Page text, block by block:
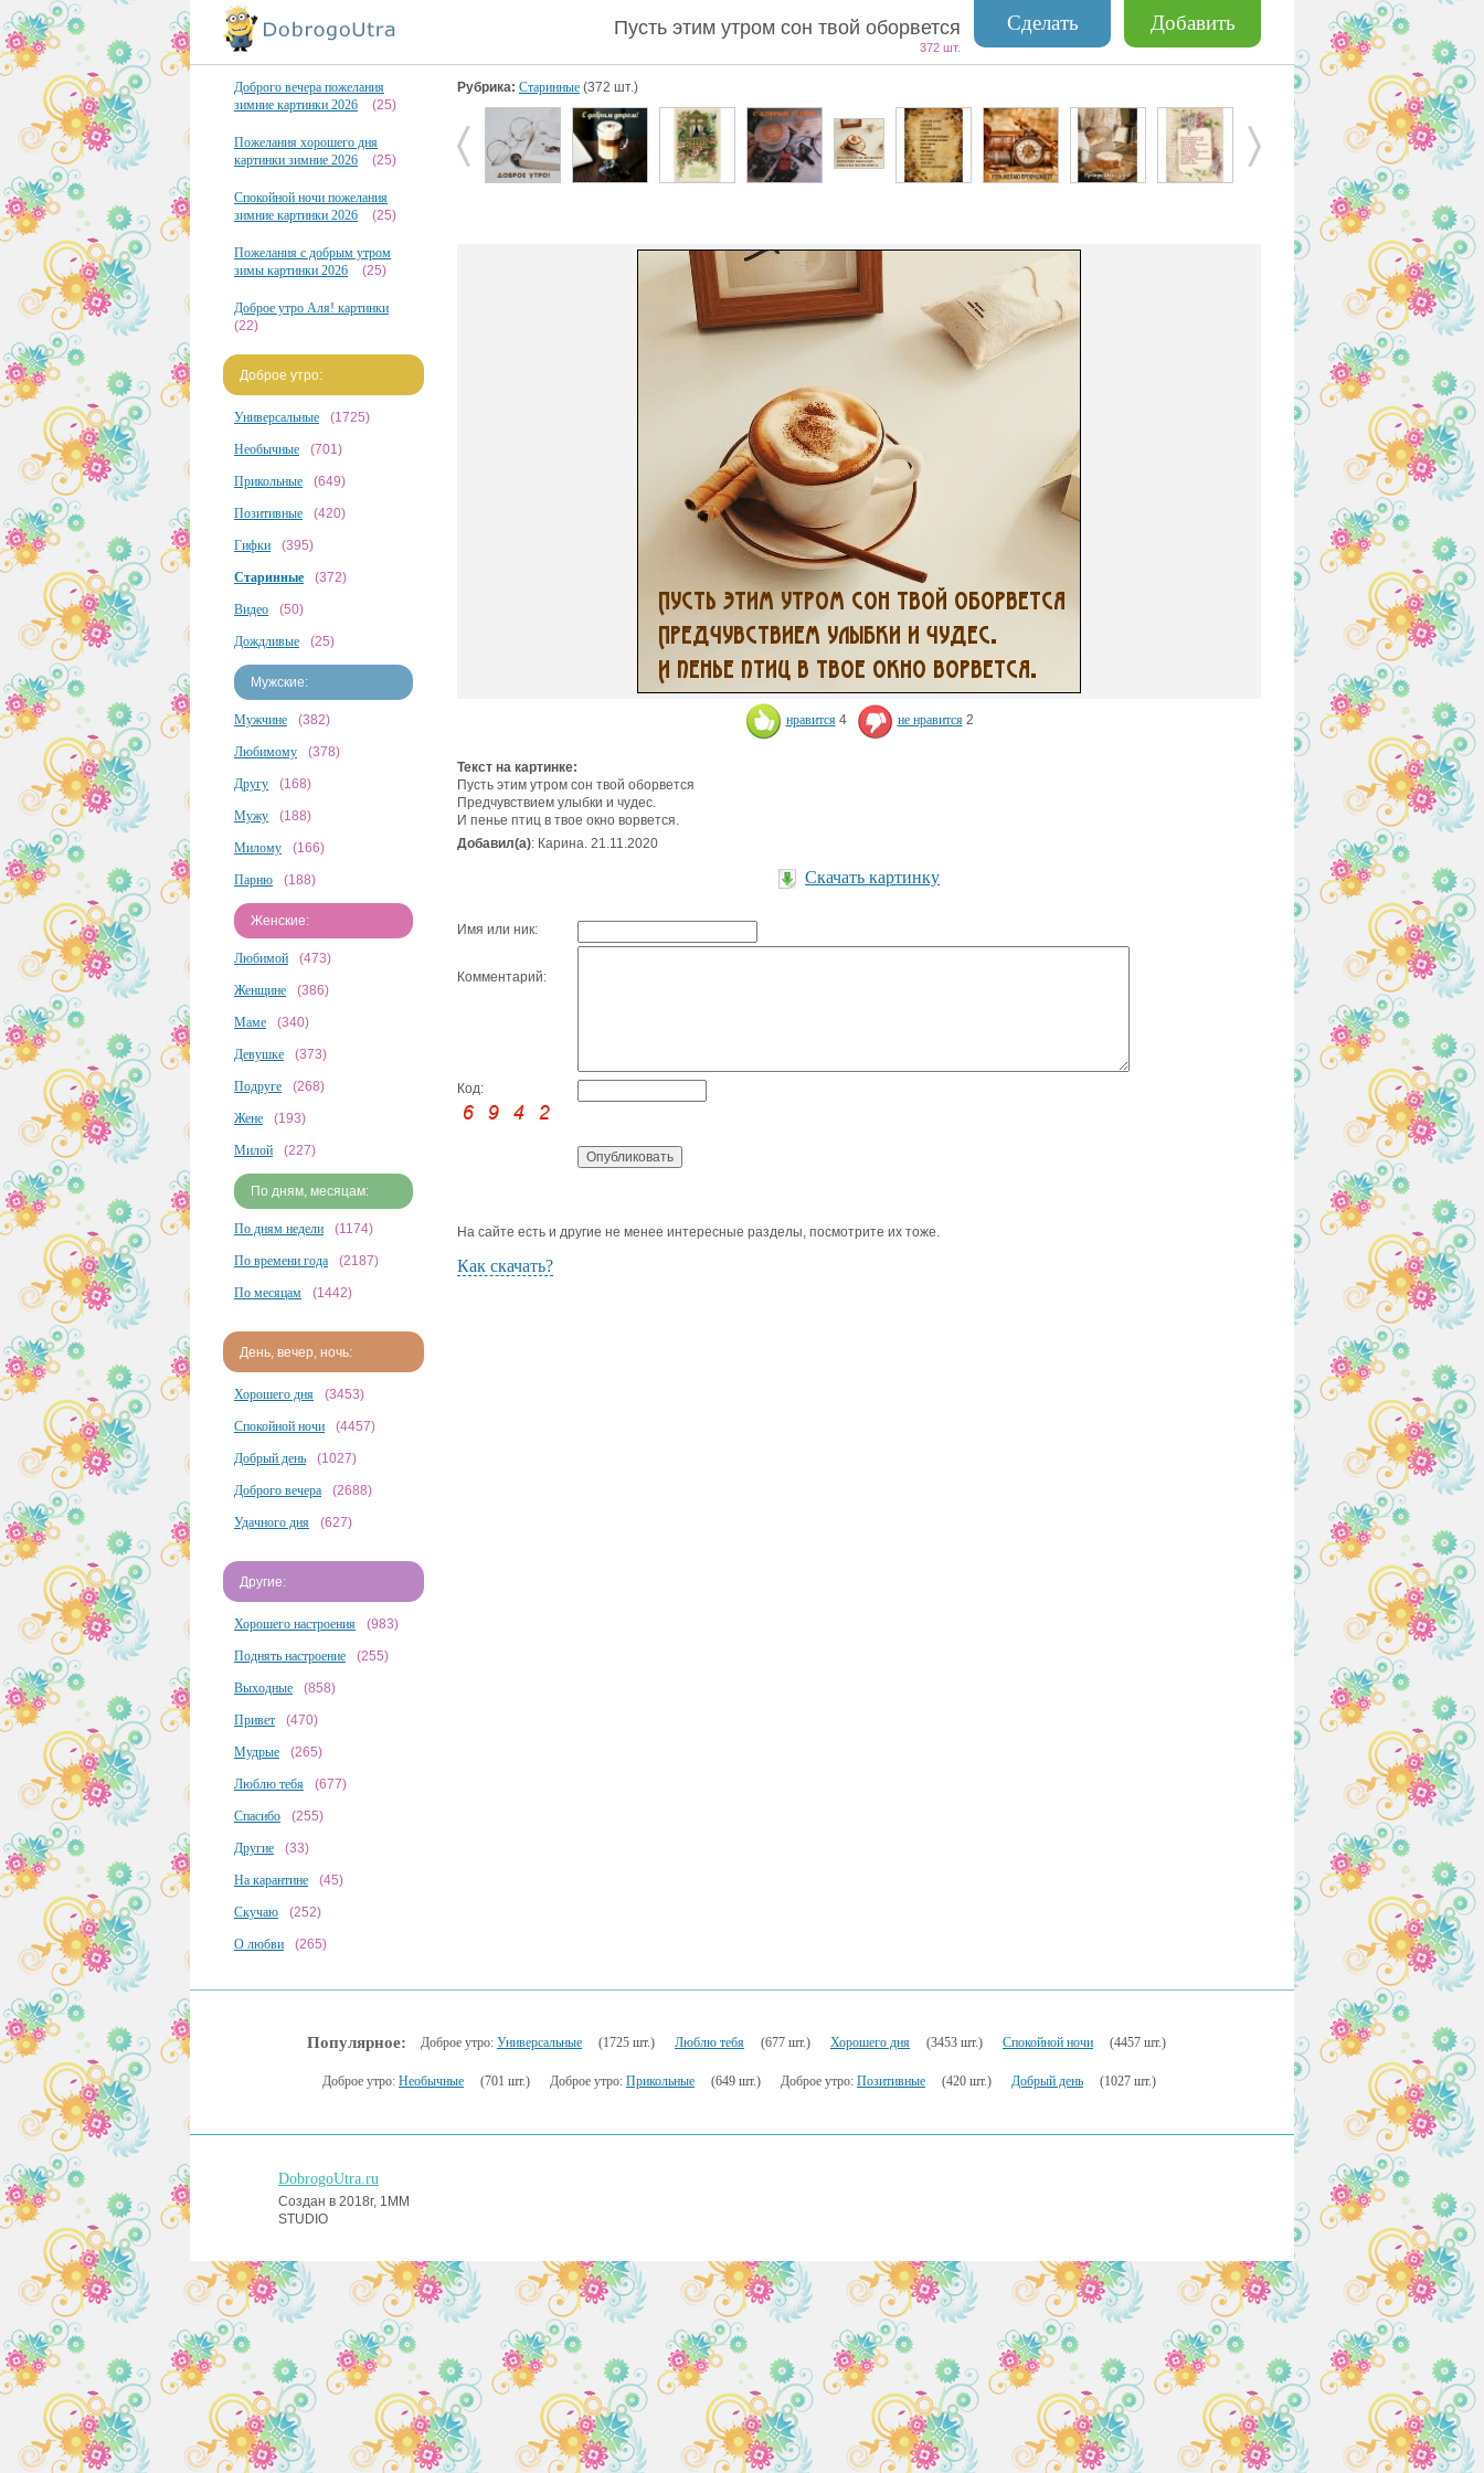
Добавить
Сделать
Пусть этим утром сон твой оборвется
372 шт.
Доброго вечера пожелания
зимние картинки 2026
(25)
Пожелания хорошего дня
картинки зимние 2026
(25)
Спокойной ночи пожелания
зимние картинки 2026
(25)
Пожелания с добрым утром
зимы картинки 2026
(25)
Доброе утро Аля! картинки
(22)
Доброе утро:
Универсальные (1725)
Необычные (701)
Прикольные (649)
Позитивные (420)
Гифки (395)
Старинные (372)
Видео (50)
Дождливые (25)
Мужские:
Мужчине (382)
Любимому (378)
Другу (168)
Мужу (188)
Милому (166)
Парню (188)
Женские:
Любимой (473)
Женщине (386)
Маме (340)
Девушке (373)
Подруге (268)
Жене (193)
Милой (227)
По дням, месяцам:
По дням недели (1174)
По времени года (2187)
По месяцам (1442)
День, вечер, ночь:
Хорошего дня (3453)
Спокойной ночи (4457)
Добрый день (1027)
Доброго вечера (2688)
Удачного дня (627)
Другие:
Хорошего настроения (983)
Поднять настроение (255)
Выходные (858)
Привет (470)
Мудрые (265)
Люблю тебя (677)
Спасибо (255)
Другие (33)
На карантине (45)
Скучаю (252)
О любви (265)
Рубрика: Старинные (372 шт.)
нравится 4 не нравится 2
Текст на картинке:
Пусть этим утром сон твой оборвется
Предчувствием улыбки и чудес.
И пенье птиц в твое окно ворвется.
Добавил(а): Карина. 21.11.2020
Скачать картинку
Имя или ник:
Комментарий:
Код:
На сайте есть и другие не менее интересные разделы, посмотрите их тоже.
Как скачать?
Популярное: Доброе утро: Универсальные (1725 шт.) Люблю тебя (677 шт.) Хорошего дня (3453 шт.) Спокойной ночи (4457 шт.)
Доброе утро: Необычные (701 шт.) Доброе утро: Прикольные (649 шт.) Доброе утро: Позитивные (420 шт.) Добрый день (1027 шт.)
DobrogoUtra.ru
Создан в 2018г, 1MM
STUDIO